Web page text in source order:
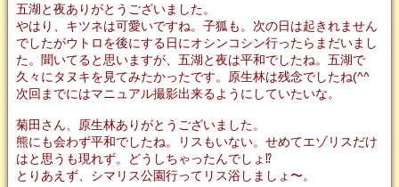
五湖と夜ありがとうございました。
やはり、キツネは可愛いですね。子狐も。次の日は起きれません
でしたがウトロを後にする日にオシンコシン行ったらまだいまし
た。聞いてると思いますが、五湖と夜は平和でしたね。五湖で
久々にタヌキを見てみたかったです。原生林は残念でしたね(^^ゞ
次回までにはマニュアル撮影出来るようにしていたいな。
菊田さん、原生林ありがとうございました。
熊にも会わず平和でしたね。リスもいない。せめてエゾリスだけ
はと思うも現れず。どうしちゃったんでしょ⁉️
とりあえず、シマリス公園行ってリス浴しましょ〜。